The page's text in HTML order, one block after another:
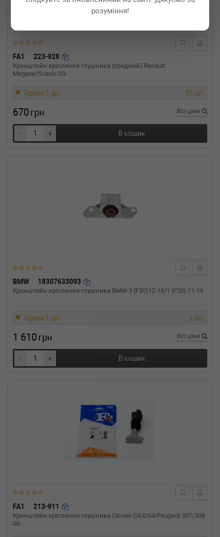
розуміння!
FA1 223-928
Кронштейн кріплення глушника (средний) Renault
Megane/Scenic 03-
Термін 1 дн. 20 шт.
670 грн Всі ціни
- + В кошик
BMW 18307633093
Кронштейн кріплення глушника BMW 3 (F30)12-19/1 (F20) 11-19
Термін 1 дн. 1 шт.
1 610 грн Всі ціни
- + В кошик
FA1 213-911
Кронштейн кріплення глушника Citroen C4/DS4/Peugeot 307/308
00-